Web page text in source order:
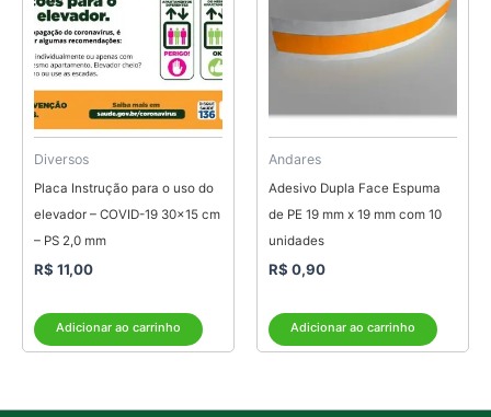
Diversos
Placa Instrução para o uso do
elevador – COVID-19 30×15 cm
– PS 2,0 mm
R$ 11,00
Adicionar ao carrinho
Andares
Adesivo Dupla Face Espuma
de PE 19 mm x 19 mm com 10
unidades
R$ 0,90
Adicionar ao carrinho